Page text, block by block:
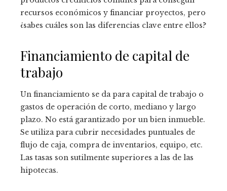
recursos económicos y financiar proyectos, pero
¿sabes cuáles son las diferencias clave entre ellos?
Financiamiento de capital de
trabajo
Un financiamiento se da para capital de trabajo o
gastos de operación de corto, mediano y largo
plazo. No está garantizado por un bien inmueble.
Se utiliza para cubrir necesidades puntuales de
flujo de caja, compra de inventarios, equipo, etc.
Las tasas son sutilmente superiores a las de las
hipotecas.